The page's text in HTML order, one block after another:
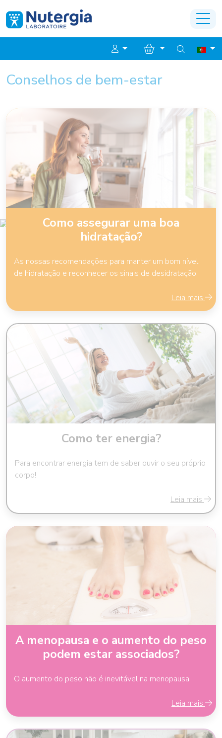
Conselhos de bem-estar
Como assegurar uma boa
hidratação?
As nossas recomendações para manter um bom nível
de hidratação e reconhecer os sinais de desidratação.
Leia mais
Como ter energia?
Para encontrar energia tem de saber ouvir o seu próprio
corpo!
Leia mais
A menopausa e o aumento do peso
podem estar associados?
O aumento do peso não é inevitável na menopausa
Leia mais